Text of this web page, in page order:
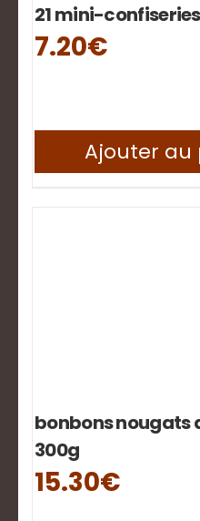
21 mini-
7.20€
Ajouter au
bonbons nougats
300g
15.30€